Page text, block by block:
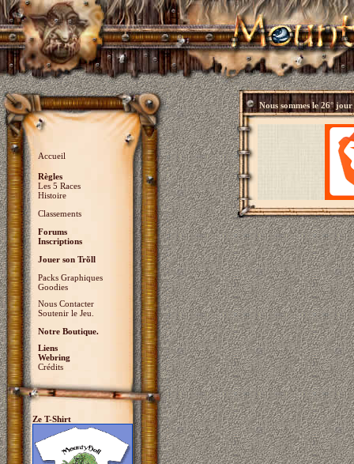
Accueil
Règles
Les 5 Races
Histoire
Classements
Forums
Inscriptions
Jouer son Trõll
Packs Graphiques
Goodies
Nous Contacter
Soutenir le Jeu.
Notre Boutique.
Liens
Webring
Crédits
Ze T-Shirt
Nous sommes le26° jour